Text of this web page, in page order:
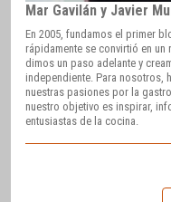
Mar Gavilán y Javier
En 2005, fundamos el primer
rápidamente se convirtió en un
dimos un paso adelante y
independiente. Para nosotros,
nuestras pasiones por la
nuestro objetivo es inspirar,
entusiastas de la cocina.